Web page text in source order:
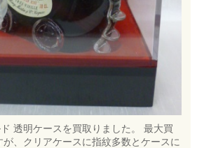
透明ケースを買取りました。 最大買
、クリアケースに指紋多数とケースに